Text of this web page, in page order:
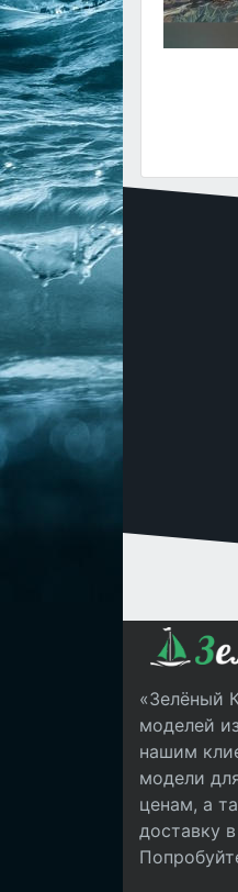
«Зелёный
моделей
нашим
модели
ценам, а
доставку